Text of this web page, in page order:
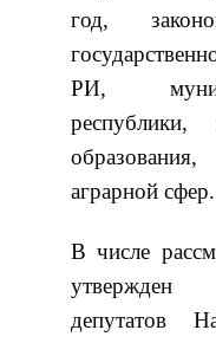
год,
РИ,
республики,
аграрной сфер.
В числе
утвержден
депутатов